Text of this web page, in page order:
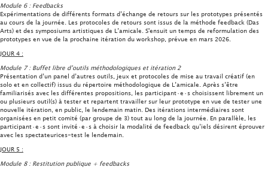
Module 6 : Feedbacks
Expérimentations de différents formats d’échange de retours sur les prototypes présentés
au cours de la journée. Les protocoles de retours sont issus de la méthode feedback (Das
Arts) et des symposiums artistiques de L’amicale. S'ensuit un temps de reformulation des
prototypes en vue de la prochaine itération du workshop, prévue en mars 2026.
JOUR 4 :
Module 7 : Buffet libre d’outils méthodologiques et itération 2
Présentation d’un panel d’autres outils, jeux et protocoles de mise au travail créatif (en
solo et en collectif) issus du répertoire méthodologique de L’amicale. Après s’être
familiarisés avec les différentes propositions, les participant·e·s choisissent librement un
ou plusieurs outil(s) à tester et repartent travailler sur leur prototype en vue de tester une
nouvelle itération, en public, le lendemain matin. Des itérations intermédiaires sont
organisées en petit comité (par groupe de 3) tout au long de la journée. En parallèle, les
participant·e·s sont invité·e·s à choisir la modalité de feedback qu’iels désirent éprouver
avec les spectateurices-test le lendemain.
JOUR 5 :
Module 8 : Restitution publique + feedbacks